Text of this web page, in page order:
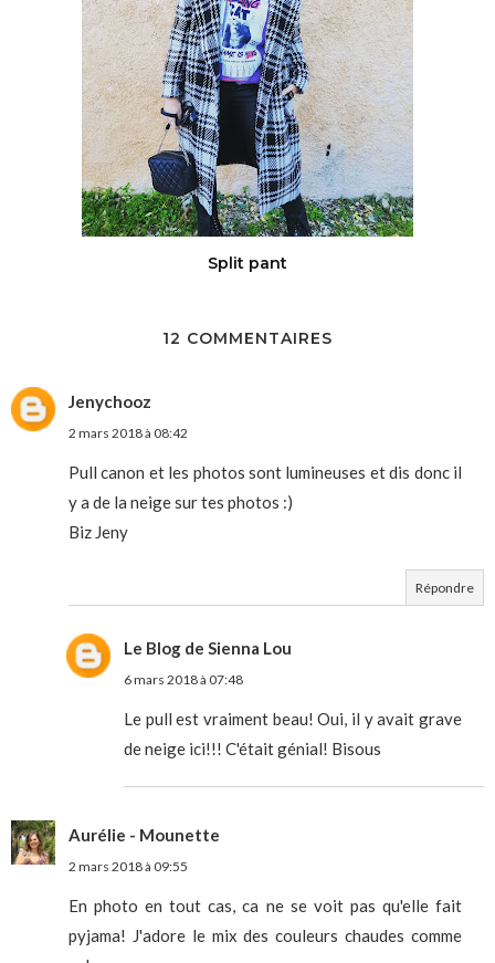
Split pant
12 COMMENTAIRES
Jenychooz
2 mars 2018 à 08:42
Pull canon et les photos sont lumineuses et dis donc il
y a de la neige sur tes photos :)
Biz Jeny
Répondre
Le Blog de Sienna Lou
6 mars 2018 à 07:48
Le pull est vraiment beau! Oui, il y avait grave
de neige ici!!! C'était génial! Bisous
Aurélie - Mounette
2 mars 2018 à 09:55
En photo en tout cas, ca ne se voit pas qu'elle fait
pyjama! J'adore le mix des couleurs chaudes comme